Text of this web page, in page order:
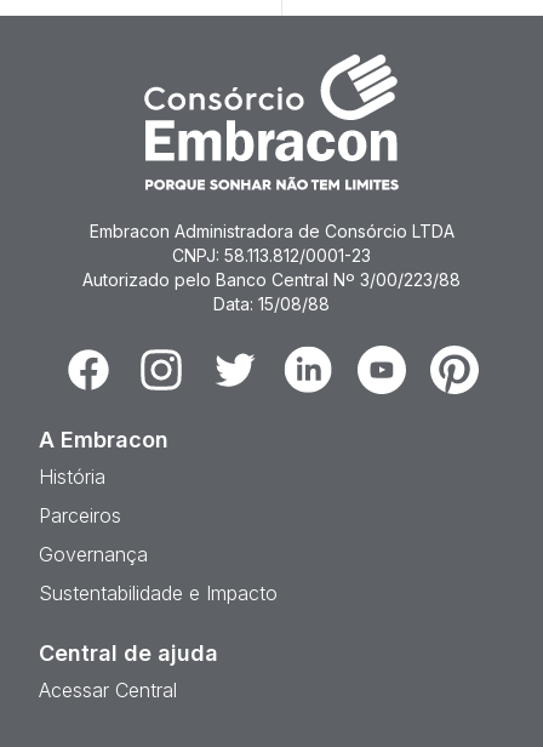
Embracon Administradora de Consórcio LTDA
CNPJ: 58.113.812/0001-23
Autorizado pelo Banco Central Nº 3/00/223/88
Data: 15/08/88
FacebookInstagramTwitter LinkedinYoutubePinterest
A Embracon
História
Parceiros
Governança
Sustentabilidade e Impacto
Central de ajuda
Acessar Central